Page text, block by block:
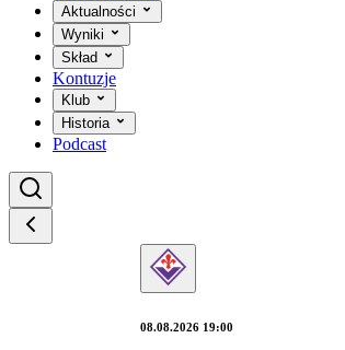
Aktualności
Wyniki
Skład
Kontuzje
Klub
Historia
Podcast
08.08.2026 19:00